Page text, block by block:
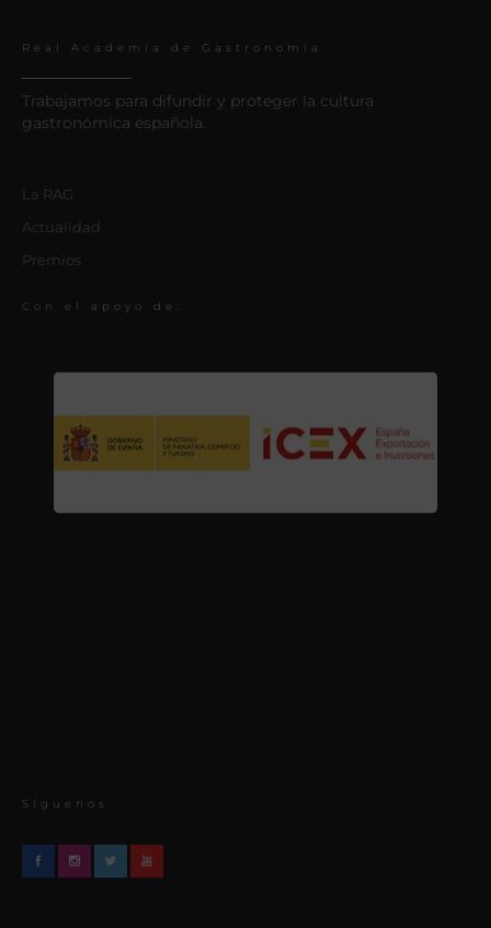
Real Academia de Gastronomía
Trabajamos para difundir y proteger la cultura
gastronómica española.
La RAG
Actualidad
Premios
Con el apoyo de:
Síguenos